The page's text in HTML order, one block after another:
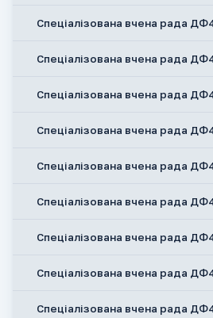
Спеціалізована вчена рада
Спеціалізована вчена рада
Спеціалізована вчена рада
Спеціалізована вчена рада
Спеціалізована вчена рада
Спеціалізована вчена рада
Спеціалізована вчена рада
Спеціалізована вчена рада
Спеціалізована вчена рада